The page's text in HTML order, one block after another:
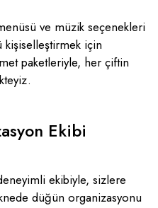
ve müzik seçenekleri
için
paketleriyle, her çiftin
Ekibi
ekibiyle, sizlere
düğün organizasyonu